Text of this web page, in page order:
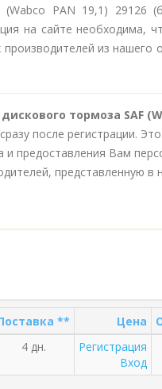
PAN 19,1) 29126
на сайте необходима,
из нашего
тормоза SAF
после регистрации.
предоставления Вам
представленную
** Цена
4 дн.
Регистрация
Вход